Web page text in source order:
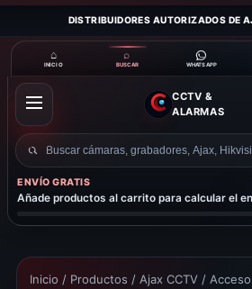
DISTRIBUIDORES AUTORIZADOS DE
⌂
INICIO
⌕
BUSCAR WHATSAPP
ABRIR
MENÚ
CCTV &
ALARMAS
Buscar
productos
ENVÍO GRATIS
Añade productos al carrito para calcular el
Inicio / Productos / Ajax CCTV /